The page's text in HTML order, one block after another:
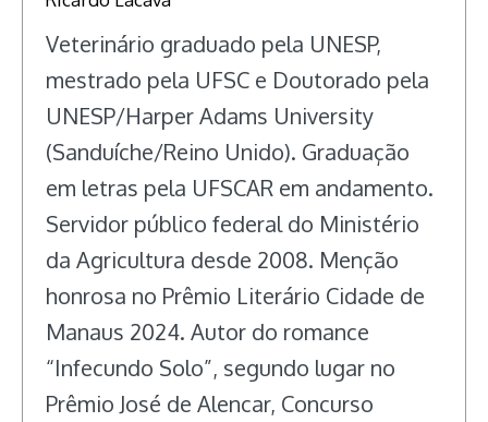
Veterinário graduado pela UNESP,
mestrado pela UFSC e Doutorado pela
UNESP/Harper Adams University
(Sanduíche/Reino Unido). Graduação
em letras pela UFSCAR em andamento.
Servidor público federal do Ministério
da Agricultura desde 2008. Menção
honrosa no Prêmio Literário Cidade de
Manaus 2024. Autor do romance
“Infecundo Solo”, segundo lugar no
Prêmio José de Alencar, Concurso